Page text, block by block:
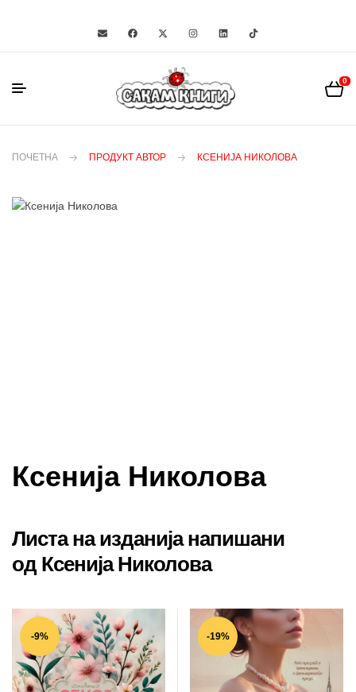
0
ПОЧЕТНА ПРОДУКТ АВТОР КСЕНИЈА НИКОЛОВА
Ксенија Николова
Листа на изданија напишани
од Ксенија Николова
-9% -19%